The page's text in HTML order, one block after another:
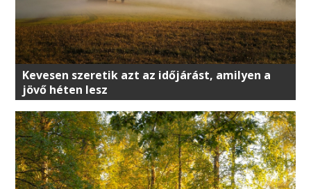
Kevesen szeretik azt az időjárást, amilyen a
jövő héten lesz